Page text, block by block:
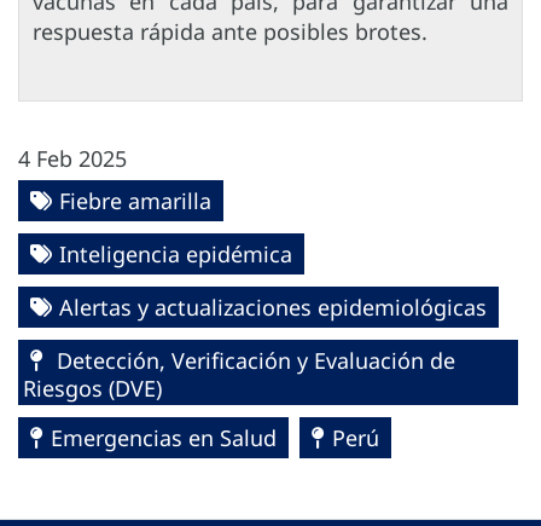
respuesta rápida ante posibles brotes.
4 Feb 2025
Fiebre amarilla
Inteligencia epidémica
Alertas y actualizaciones epidemiológicas
Detección, Verificación y Evaluación de
Riesgos (DVE)
Emergencias en Salud
Perú